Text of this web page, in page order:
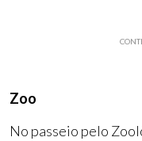
Zoo
No passeio pelo